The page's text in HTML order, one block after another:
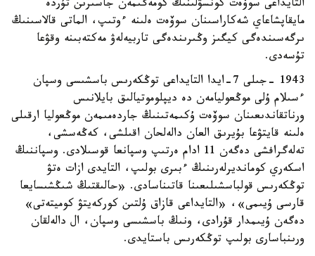
التايداعى سوۆەت كونسۋلىنىڭ كومەگىمەن جاسىرىن تۇردە
مايقاپشاعاي شەكاراسىنان سوۆەت ەلىنە ءوتىپ، الماتى قالاسىنىڭ
ىرگەسىندەگى كيگىز وڭىرىندەگى تاربيەلەۋ مەكتەبىنە وقۋعا
تۇسەدى.
1943 -جىلى 7-ايدا التايداعى توڭكەرىس باسشىسى وسپان
ءسىلام ۇلى موڭعوليامەن دە ديپلوموتيالىق بايلانىس
ورناتقاندىعىنان سوۆەت ۇكىمەتىنىڭ جاردەمىمەن موڭعوليا ارقىلى
ەلىنە قايتۋعا بۇيرىق العان دالەلحان اقىلشى، كەڭەسشى،
تەلەگرافشى دەگەن 11 ادام ەرتىپ وسپانعا قوسىلادى. وسپاننىڭ
اسكەري كومانديرلەرىنىڭ ءبىرى بولىپ، التايدى ازات ەتۋ
توڭكەرىس قولباسشىلىعىنا قاتىناسادى. «حالىقتىڭ شىڭشىسايعا
قارسى ۇيىمى»، «التايداعى قازاق ۇلتىن كوركەيتۋ كوميتەتى»
دەگەن ۇيىمدار قۇرادى، ونىڭ باسشىسى وسپان، ال دالەلقان
ورىنباسارى بولىپ توڭكەرىس باستايدى.